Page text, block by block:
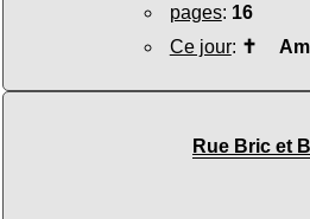
pages: 16
Ce jour: ✝
Rue Bric et